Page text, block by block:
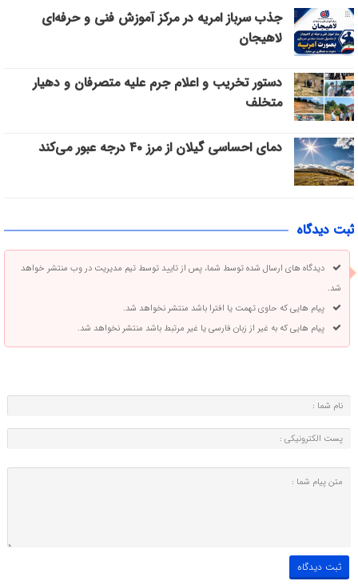
جذب سرباز امریه در مرکز آموزش فنی و حرفه‌ای
لاهیجان
دستور تخریب و اعلام جرم علیه متصرفان و دهیار
متخلف
دمای احساسی گیلان از مرز ۴۰ درجه عبور می‌کند
ثبت دیدگاه
دیدگاه های ارسال شده توسط شما، پس از تایید توسط تیم مدیریت در وب منتشر خواهد
شد.
پیام هایی که حاوی تهمت یا افترا باشد منتشر نخواهد شد.
پیام هایی که به غیر از زبان فارسی یا غیر مرتبط باشد منتشر نخواهد شد.